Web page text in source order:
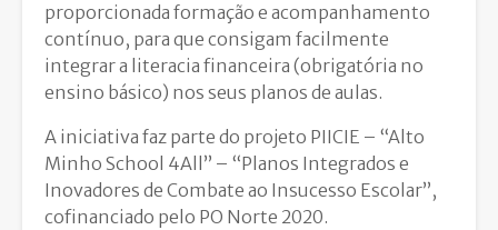
proporcionada formação e acompanhamento
contínuo, para que consigam facilmente
integrar a literacia financeira (obrigatória no
ensino básico) nos seus planos de aulas.
A iniciativa faz parte do projeto PIICIE – “Alto
Minho School 4All” – “Planos Integrados e
Inovadores de Combate ao Insucesso Escolar”,
cofinanciado pelo PO Norte 2020.